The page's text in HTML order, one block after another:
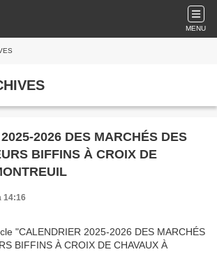
MENU
2026 DES MARCHÉS DES
BIFFINS À CROIX DE
14:16